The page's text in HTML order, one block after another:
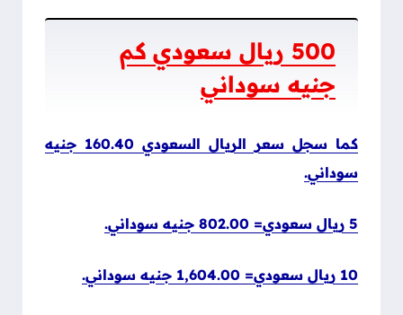
500 ريال سعودي كم
جنيه سوداني
كما سجل سعر الريال السعودي 160.40 جنيه
سوداني.
5 ريال سعودي= 802.00 جنيه سوداني.
10 ريال سعودي= 1,604.00 جنيه سوداني.